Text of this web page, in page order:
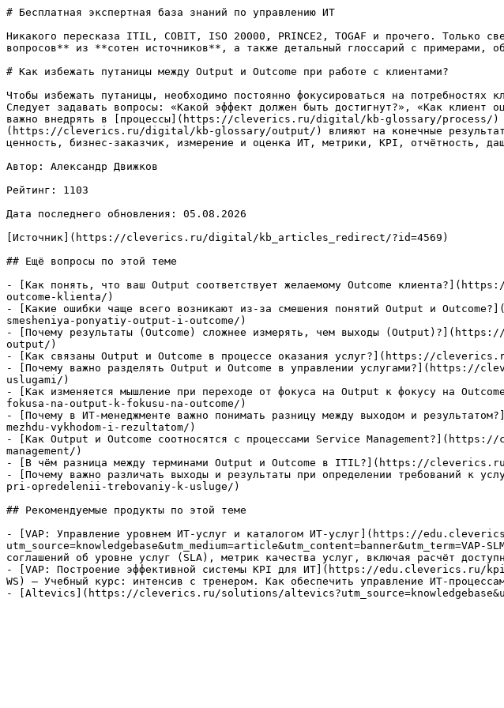
# Бесплатная экспертная база знаний по управлению ИТ
Никакого пересказа ITIL, COBIT, ISO 20000, PRINCE2, TOGAF и прочего. Только
вопросов** из **сотен источников**, а также детальный глоссарий с примерами,
# Как избежать путаницы между Output и Outcome при работе с клиентами?
Чтобы избежать путаницы, необходимо постоянно фокусироваться на
Следует задавать вопросы: «Какой эффект должен быть достигнут?», «Как
важно внедрять в [процессы](https://cleverics.ru/digital/kb-glossary/process/)
(https://cleverics.ru/digital/kb-glossary/output/) влияют на конечные
ценность, бизнес-заказчик, измерение и оценка ИТ, метрики, KPI, отчётность,
Автор: Александр Движков
Рейтинг: 1103
Дата последнего обновления: 05.08.2026
[Источник](https://cleverics.ru/digital/kb_articles_redirect/?id=4569)
## Ещё вопросы по этой теме
- [Как понять, что ваш Output соответствует желаемому Outcome
outcome-klienta/)
- [Какие ошибки чаще всего возникают из-за смешения понятий Output и
smesheniya-ponyatiy-output-i-outcome/)
- [Почему результаты (Outcome) сложнее измерять, чем выходы
output/)
- [Как связаны Output и Outcome в процессе оказания услуг?](https://
- [Почему важно разделять Output и Outcome в управлении
uslugami/)
- [Как изменяется мышление при переходе от фокуса на Output к фокусу на
fokusa-na-output-k-fokusu-na-outcome/)
- [Почему в ИТ-менеджменте важно понимать разницу между выходом и
mezhdu-vykhodom-i-rezultatom/)
- [Как Output и Outcome соотносятся с процессами Service
management/)
- [В чём разница между терминами Output и Outcome в ITIL?](https://
- [Почему важно различать выходы и результаты при определении
pri-opredelenii-trebovaniy-k-usluge/)
## Рекомендуемые продукты по этой теме
- [VAP: Управление уровнем ИТ-услуг и каталогом ИТ-услуг](https://
соглашений об уровне услуг (SLA), метрик качества услуг, включая расчёт
- [VAP: Построение эффективной системы KPI для ИТ](https://edu.cleverics.ru/kpi-
WS) — Учебный курс: интенсив с тренером. Как обеспечить управление ИТ-
- [Altevics](https://cleverics.ru/solutions/